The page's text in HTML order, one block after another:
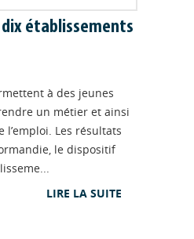
dix établissements
à des jeunes
un métier et ainsi
l’emploi. Les résultats
le dispositif
LIRE LA SUITE